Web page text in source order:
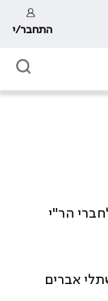
התחבר/י
הר"י
אברים